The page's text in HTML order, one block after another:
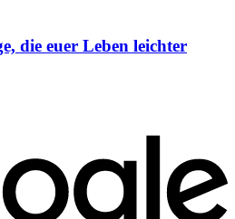
die euer Leben leichter